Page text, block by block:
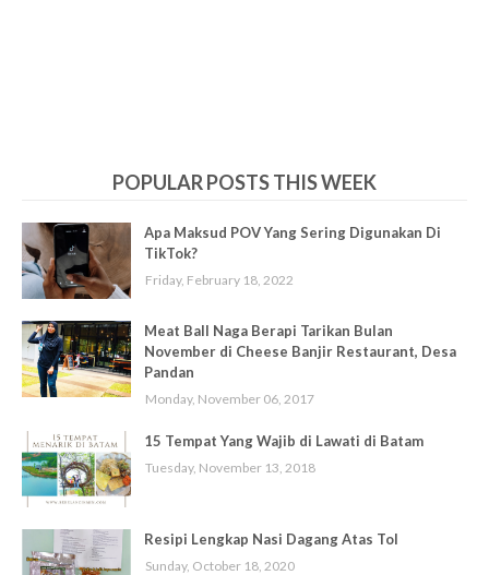
POPULAR POSTS THIS WEEK
Apa Maksud POV Yang Sering Digunakan Di
TikTok?
Friday, February 18, 2022
Meat Ball Naga Berapi Tarikan Bulan
November di Cheese Banjir Restaurant, Desa
Pandan
Monday, November 06, 2017
15 Tempat Yang Wajib di Lawati di Batam
Tuesday, November 13, 2018
Resipi Lengkap Nasi Dagang Atas Tol
Sunday, October 18, 2020